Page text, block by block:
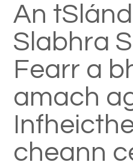
An
Slabhra
Fearr a
amach
cheann